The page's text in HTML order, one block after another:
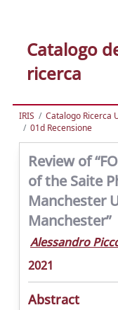
Catalogo
ricerca
IRIS Catalogo Ricerca
01d Recensione
Review of
of the Saite
Manchester
Manchester”
Alessandro
2021
Abstract